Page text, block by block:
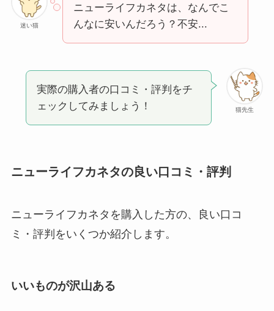
迷い猫
ニューライフカネタは、なんでこ
んなに安いんだろう？不安...
猫先生
実際の購入者の口コミ・評判をチ
ェックしてみましょう！
ニューライフカネタの良い口コミ・評判
ニューライフカネタを購入した方の、良い口コ
ミ・評判をいくつか紹介します。
いいものが沢山ある